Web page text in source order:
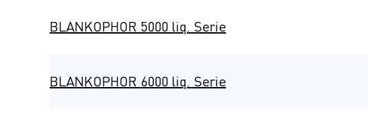
BLANKOPHOR 5000 liq. Serie
BLANKOPHOR 6000 liq. Serie